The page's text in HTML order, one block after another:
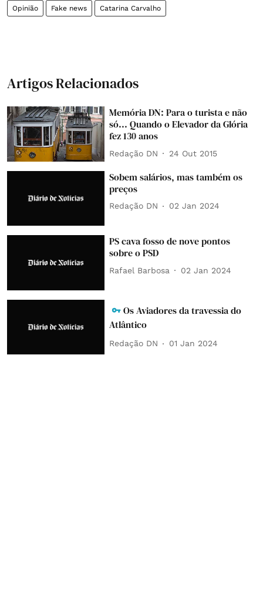
Opinião Fake news Catarina Carvalho
Artigos Relacionados
Memória DN: Para o turista e não
só... Quando o Elevador da Glória
fez 130 anos
Redação DN 24 Out 2015
Sobem salários, mas também os
preços
Redação DN 02 Jan 2024
PS cava fosso de nove pontos
sobre o PSD
Rafael Barbosa 02 Jan 2024
Os Aviadores da travessia do
Atlântico
Redação DN 01 Jan 2024